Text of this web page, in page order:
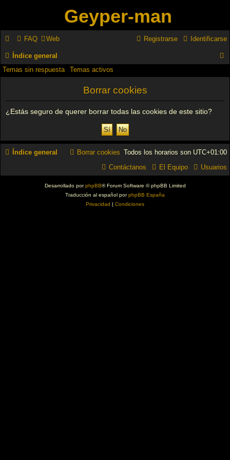
Geyper-man
FAQ Web Identificarse
Registrarse
Índice general
Temas sin respuesta Temas activos
Borrar cookies
¿Estás seguro de querer borrar todas las cookies de este sitio?
Índice general Todos los horarios son UTC+01:00
Borrar cookies
Usuarios
El Equipo
Contáctanos
Desarrollado porphpBB® Forum Software © phpBB Limited
Traducción al español porphpBB España
Privacidad | Condiciones